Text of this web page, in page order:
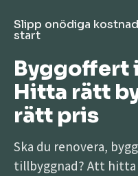
Slipp onödiga
start
Byggoffert
Hitta rätt
rätt pris
Ska du renovera,
tillbyggnad? Att hitta